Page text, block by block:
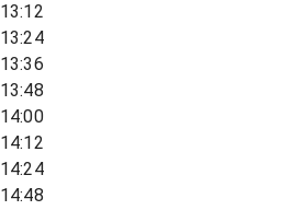
13:12
13:24
13:36
13:48
14:00
14:12
14:24
14:48